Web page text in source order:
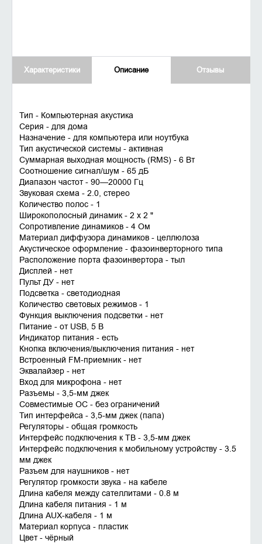
Характеристики Описание Отзывы
Тип - Компьютерная акустика
Серия - для дома
Назначение - для компьютера или ноутбука
Тип акустической системы - активная
Суммарная выходная мощность (RMS) - 6 Вт
Соотношение сигнал/шум - 65 дБ
Диапазон частот - 90—20000 Гц
Звуковая схема - 2.0, стерео
Количество полос - 1
Широкополосный динамик - 2 x 2 "
Сопротивление динамиков - 4 Ом
Материал диффузора динамиков - целлюлоза
Акустическое оформление - фазоинверторного типа
Расположение порта фазоинвертора - тыл
Дисплей - нет
Пульт ДУ - нет
Подсветка - светодиодная
Количество световых режимов - 1
Функция выключения подсветки - нет
Питание - от USB, 5 В
Индикатор питания - есть
Кнопка включения/выключения питания - нет
Встроенный FM-приемник - нет
Эквалайзер - нет
Вход для микрофона - нет
Разъемы - 3,5-мм джек
Совместимые ОС - без ограничений
Тип интерфейса - 3,5-мм джек (папа)
Регуляторы - общая громкость
Интерфейс подключения к ТВ - 3,5-мм джек
Интерфейс подключения к мобильному устройству - 3.5
мм джек
Разъем для наушников - нет
Регулятор громкости звука - на кабеле
Длина кабеля между сателлитами - 0.8 м
Длина кабеля питания - 1 м
Длина AUX-кабеля - 1 м
Материал корпуса - пластик
Цвет - чёрный